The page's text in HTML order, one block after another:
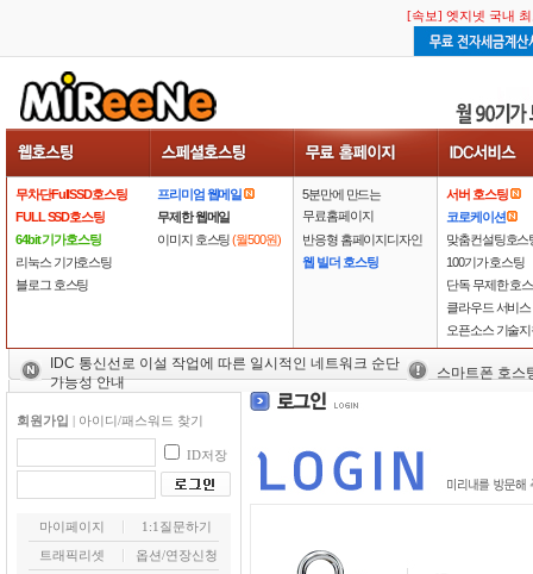
[속보] 엣지넷 국내
무차단FullSSD호스팅
FULL SSD호스팅
64bit 기가호스팅
리눅스 기가호스팅
블로그 호스팅
프리미엄 웹메일
무제한 웹메일
이미지 호스팅(월500원)
5분만에 만드는
무료홈페이지
반응형 홈페이지디자인
웹 빌더 호스팅
서버 호스팅
코로케이션
맞춤컨설팅호스
100기가 호스팅
단독 무제한 호
클라우드 서비스
오픈소스 기술
IDC 통신선로 이설 작업에 따른 일시적인 네트워크 순단
가능성 안내
스마트폰 호스
회원가입 | 아이디/패스워드 찾기
ID저장
마이페이지
1:1질문하기
트래픽리셋
옵션/연장신청